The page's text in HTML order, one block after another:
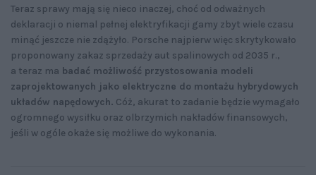
Teraz sprawy mają się nieco inaczej, choć od odważnych
deklaracji o niemal pełnej elektryfikacji gamy zbyt wiele czasu
minąć jeszcze nie zdążyło. Porsche najpierw więc skrytykowało
proponowany zakaz sprzedaży aut spalinowych od 2035 r.,
a teraz ma badać możliwość przystosowania modeli
zaprojektowanych jako elektryczne do montażu hybrydowych
układów napędowych. Cóż, akurat to zadanie będzie wymagało
ogromnego wysiłku oraz olbrzymich nakładów finansowych,
jeśli w ogóle okaże się możliwe do wykonania.